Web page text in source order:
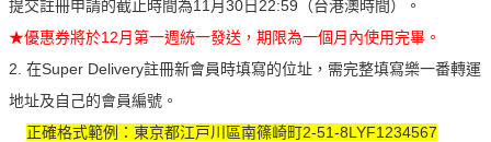
提交註冊申請的截止時間為11月30日22:59（台港澳時間）。
★優惠券將於12月第一週統一發送，期限為一個月內使用完畢。
2. 在Super Delivery註冊新會員時填寫的位址，需完整填寫樂一番轉運
地址及自己的會員編號。
正確格式範例：東京都江戸川區南篠崎町2-51-8LYF1234567